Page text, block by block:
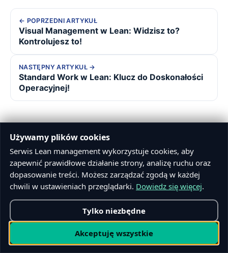
POPRZEDNI ARTYKUŁ
Visual Management w Lean: Widzisz to?
Kontrolujesz to!
NASTĘPNY ARTYKUŁ
Standard Work w Lean: Klucz do Doskonałości
Operacyjnej!
O AUTORZE
Ochmalina
49opublikowanych artykułów
Używamy plików cookies
Serwis Lean management wykorzystuje cookies, aby
zapewnić prawidłowe działanie strony, analizę ruchu oraz
dopasowanie treści. Możesz zarządzać zgodą w każdej
chwili w ustawieniach przeglądarki. Dowiedz się więcej.
Tylko niezbędne
Akceptuję wszystkie